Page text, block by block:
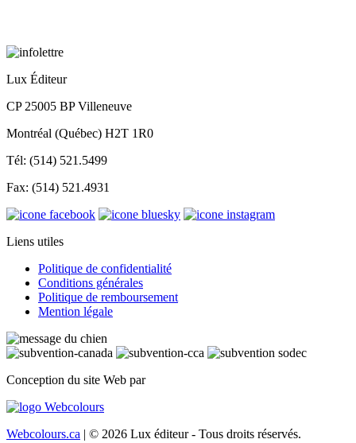
Lux Éditeur
CP 25005 BP Villeneuve
Montréal (Québec) H2T 1R0
Tél: (514) 521.5499
Fax: (514) 521.4931
Liens utiles
Politique de confidentialité
Conditions générales
Politique de remboursement
Mention légale
Conception du site Web par
Webcolours.ca | © 2026 Lux éditeur - Tous droits réservés.